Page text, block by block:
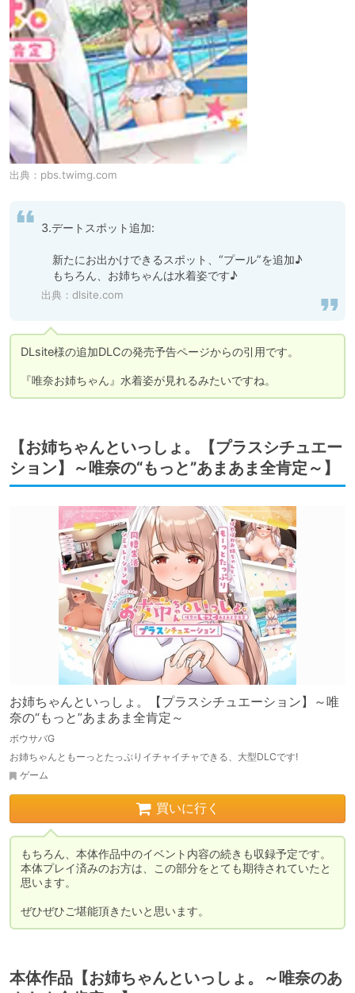
出典： pbs.twimg.com
3.デートスポット追加:
新たにお出かけできるスポット、“プール”を追加♪
もちろん、お姉ちゃんは水着姿です♪
出典： dlsite.com
DLsite様の追加DLCの発売予告ページからの引用です。
『唯奈お姉ちゃん』水着姿が見れるみたいですね。
【お姉ちゃんといっしょ。【プラスシチュエー
ション】～唯奈の“もっと”あまあま全肯定～】
お姉ちゃんといっしょ。【プラスシチュエーション】～唯
奈の“もっと”あまあま全肯定～
ボウサバG
お姉ちゃんともーっとたっぷりイチャイチャできる、大型DLCです!
ゲーム
買いに行く
もちろん、本体作品中のイベント内容の続きも収録予定です。
本体プレイ済みのお方は、この部分をとても期待されていたと
思います。
ぜひぜひご堪能頂きたいと思います。
本体作品【お姉ちゃんといっしょ。～唯奈のあ